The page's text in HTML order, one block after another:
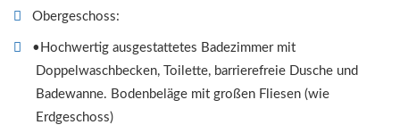
Obergeschoss:
•Hochwertig ausgestattetes Badezimmer mit
Doppelwaschbecken, Toilette, barrierefreie Dusche und
Badewanne. Bodenbeläge mit großen Fliesen (wie
Erdgeschoss)